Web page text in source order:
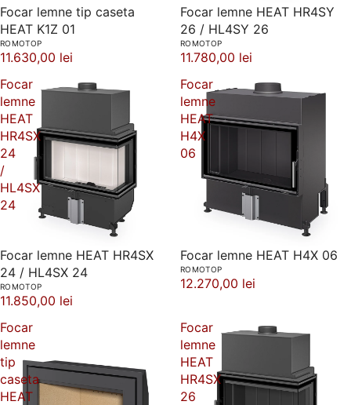
Focar lemne tip caseta
HEAT K1Z 01
ROMOTOP
11.630,00 lei
Focar lemne HEAT HR4SY
26 / HL4SY 26
ROMOTOP
11.780,00 lei
Focar
lemne
HEAT
HR4SX
24
/
HL4SX
24
Focar lemne HEAT HR4SX
24 / HL4SX 24
ROMOTOP
11.850,00 lei
Focar
lemne
HEAT
H4X
06
Focar lemne HEAT H4X 06
ROMOTOP
12.270,00 lei
Focar
lemne
tip
caseta
HEAT
Focar
lemne
HEAT
HR4SX
26